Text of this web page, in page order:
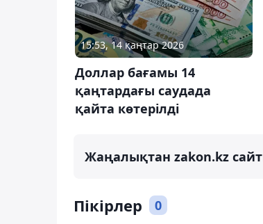
15:53, 14 қаңтар 2026
Доллар бағамы 14
қаңтардағы саудада
қайта көтерілді
Жаңалықтан zakon.kz
Пікірлер 0